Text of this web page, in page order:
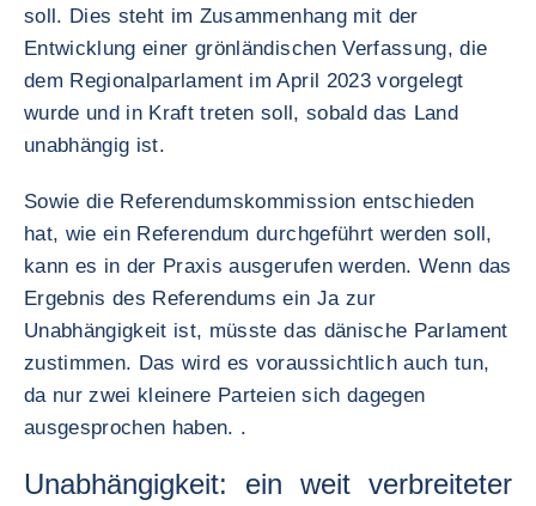
soll. Dies steht im Zusammenhang mit der
Entwicklung einer grönländischen Verfassung, die
dem Regionalparlament im April 2023 vorgelegt
wurde und in Kraft treten soll, sobald das Land
unabhängig ist.
Sowie die Referendumskommission entschieden
hat, wie ein Referendum durchgeführt werden soll,
kann es in der Praxis ausgerufen werden. Wenn das
Ergebnis des Referendums ein Ja zur
Unabhängigkeit ist, müsste das dänische Parlament
zustimmen. Das wird es voraussichtlich auch tun,
da nur zwei kleinere Parteien sich dagegen
ausgesprochen haben. .
Unabhängigkeit: ein weit verbreiteter